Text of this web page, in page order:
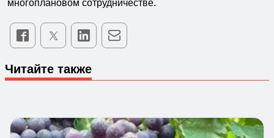
многоплановом сотрудничестве.
Читайте также